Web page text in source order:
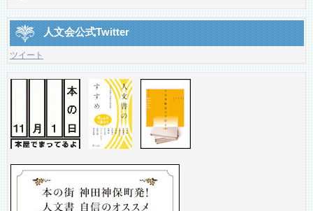
人文会公式Twitter
ツイート